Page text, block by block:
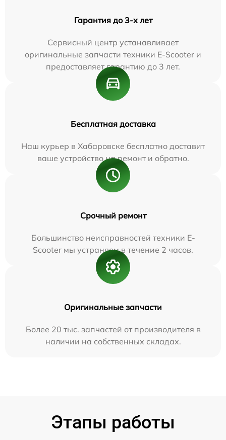
Гарантия до 3-х лет
Сервисный центр устанавливает
оригинальные запчасти техники E-Scooter и
предоставляет гарантию до 3 лет.
Бесплатная доставка
Наш курьер в Хабаровске бесплатно доставит
ваше устройство на ремонт и обратно.
Срочный ремонт
Большинство неисправностей техники E-
Scooter мы устраняем в течение 2 часов.
Оригинальные запчасти
Более 20 тыс. запчастей от производителя в
наличии на собственных складах.
Этапы работы